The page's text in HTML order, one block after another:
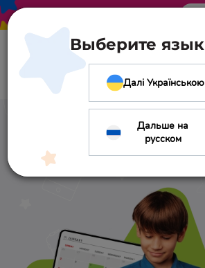
Каникулы,
расписание
Выберите язык
Далі Українською
Дальше на
русском